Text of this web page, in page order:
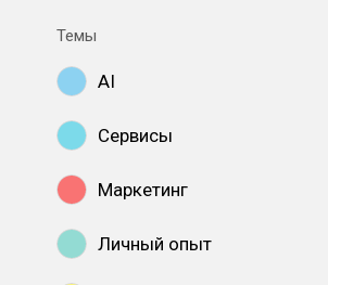
Темы
AI
Сервисы
Маркетинг
Личный опыт